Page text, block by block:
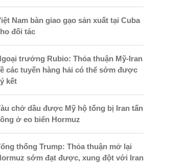
Nam bàn giao gạo sản xuất tại Cuba
đối tác
trưởng Rubio: Thỏa thuận Mỹ-Iran
các tuyến hàng hải có thể sớm được
kết
chở dầu được Mỹ hộ tống bị Iran tấn
ở eo biển Hormuz
thống Trump: Thỏa thuận mở lại
sớm đạt được, xung đột với Iran